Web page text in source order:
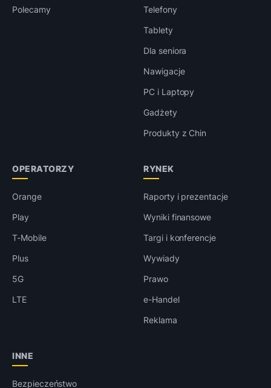
Polecamy
Telefony
Tablety
Dla seniora
Nawigacje
PC i Laptopy
Gadżety
Produkty z Chin
OPERATORZY
Orange
Play
T-Mobile
Plus
5G
LTE
RYNEK
Raporty i prezentacje
Wyniki finansowe
Targi i konferencje
Wywiady
Prawo
e-Handel
Reklama
INNE
Bezpieczeństwo